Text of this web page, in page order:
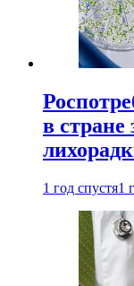
в стране
1 год спустя1